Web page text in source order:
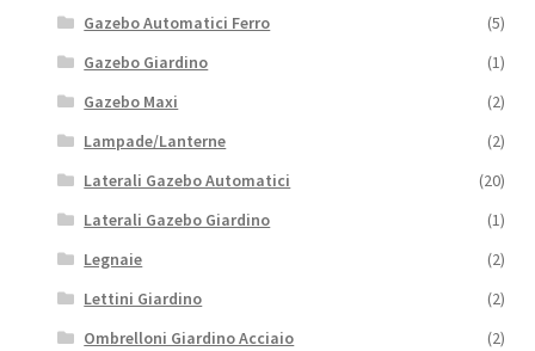
Gazebo Automatici Ferro
(5)
Gazebo Giardino
(1)
Gazebo Maxi
(2)
Lampade/Lanterne
(2)
Laterali Gazebo Automatici
(20)
Laterali Gazebo Giardino
(1)
Legnaie
(2)
Lettini Giardino
(2)
Ombrelloni Giardino Acciaio
(2)